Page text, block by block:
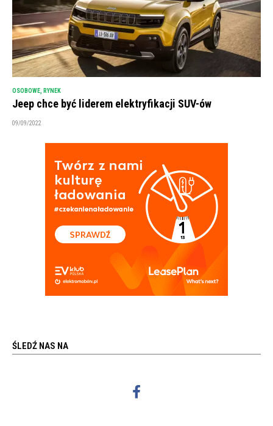
OSOBOWE RYNEK
Jeep chce być liderem elektryfikacji SUV-ów
09/09/2022
ŚLEDŹ NAS NA